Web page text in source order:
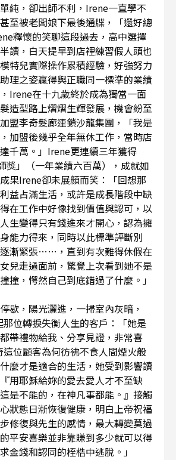
純，卻出師不利，Irene一直學不
至被老闆娘下最後通牒，「還好總
釋懷的笑聊這段過去，高中選擇
讀，白天提早到店裡練習假人頭也
特兒實際操作累積經驗，好強努力
理之姿贏得與正職同一標準的業績
Irene在十九歲終於成為獨當一面
造型路上熠熠生輝發展，機會紛至
盟李奇髮廊連鎖沙龍集團，「我是
加盟後幾乎全年無休工作，當時店
千萬。」Irene更連續三年獲得
獎」（一年業績六百萬），成就如
果Irene卻未展顏而笑：「回想那
益占滿生活，或許是成長階段中缺
在工作中好像找到價值與認可，以
生變得只有錢進來才開心，認為擁
能力得來，同時以此標準評斷別
漸緊張……，直到有次難得休假在
兒走過面前，驚覺上次看到她不是
撞，愕然自己到底錯過了什麼。」
歇，陽光灑進，一掃室內灰暗，
位轉捩失衡人生的客戶：「她是
帶禮物給我、分享見證，非常喜
位顧客為何彷彿不食人間煙火般
麼才是適合的生活，她受到影響讀
用耶穌給妳的愛去愛人才不至缺
是不能的，在神凡事都能。』接觸
狀態日漸恢復健康，明白上帝祝福
修復與先生的感情，最大轉變莫過
平安喜樂並非靠賺到多少就可以得
金錢和認同的桎梏中逃脫。」